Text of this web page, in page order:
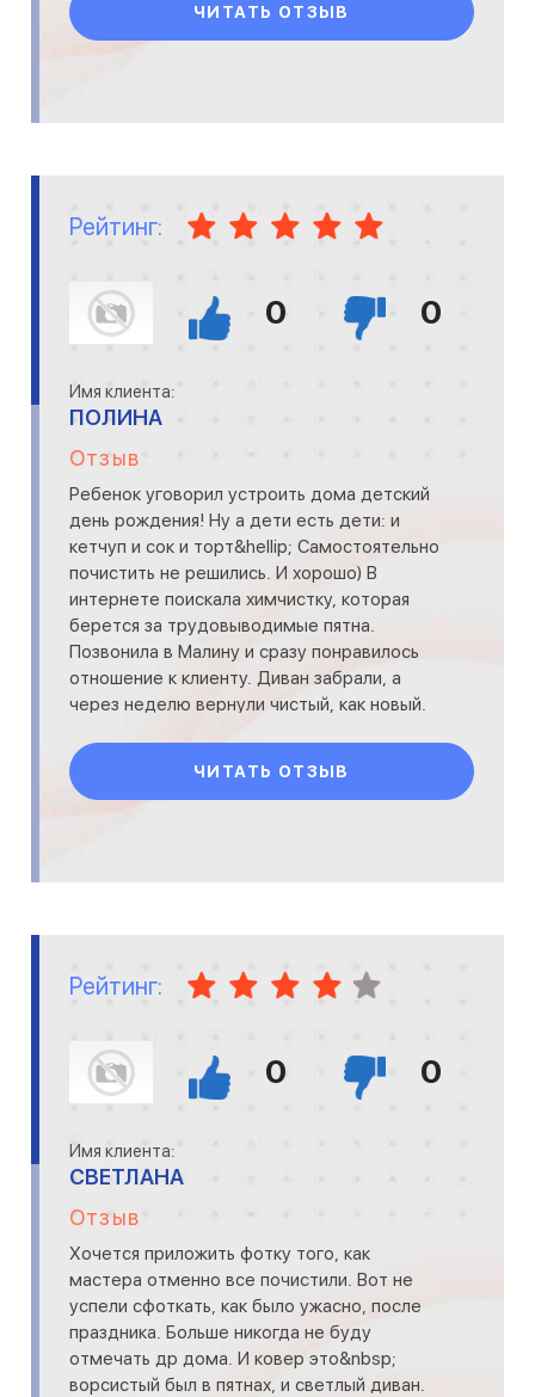
ЧИТАТЬ ОТЗЫВ
Рейтинг:
0 0
Имя клиента:
ПОЛИНА
Отзыв
Ребенок уговорил устроить дома детский
день рождения! Ну а дети есть дети: и
кетчуп и сок и торт&hellip; Самостоятельно
почистить не решились. И хорошо) В
интернете поискала химчистку, которая
берется за трудовыводимые пятна.
Позвонила в Малину и сразу понравилось
отношение к клиенту. Диван забрали, а
через неделю вернули чистый, как новый.
ЧИТАТЬ ОТЗЫВ
Рейтинг:
0 0
Имя клиента:
СВЕТЛАНА
Отзыв
Хочется приложить фотку того, как
мастера отменно все почистили. Вот не
успели сфоткать, как было ужасно, после
праздника. Больше никогда не буду
отмечать др дома. И ковер это&nbsp;
ворсистый был в пятнах, и светлый диван.